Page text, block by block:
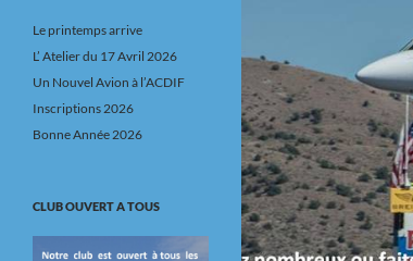
Le printemps arrive
L’ Atelier du 17 Avril 2026
Un Nouvel Avion à l’ACDIF
Inscriptions 2026
Bonne Année 2026
CLUB OUVERT A TOUS